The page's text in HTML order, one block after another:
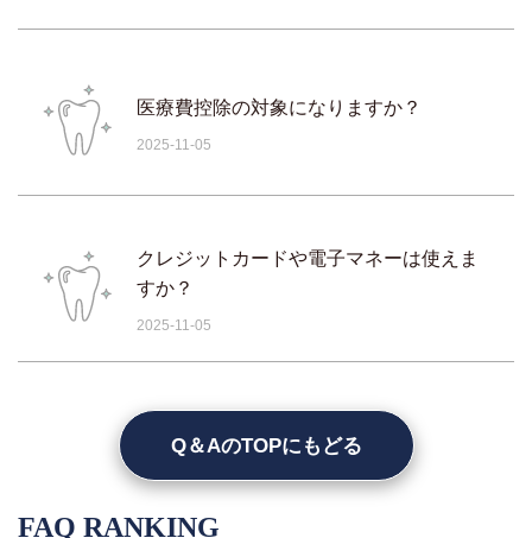
医療費控除の対象になりますか？
2025-11-05
クレジットカードや電子マネーは使えま
すか？
2025-11-05
Q＆AのTOPにもどる
FAQ RANKING